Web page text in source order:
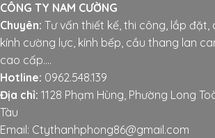
CÔNG TY NAM CƯỜNG
Chuyên: Tư vấn thiết kế, thi công, lắp đặt,
kính cường lực, kính bếp, cầu thang lan
cao cấp....
Hotline: 0962.548.139
Địa chỉ: 1128 Phạm Hùng, Phường Long
Tàu
Email: Ctythanhphong86@gmail.com